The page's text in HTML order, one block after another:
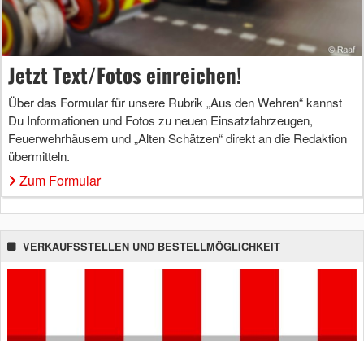
Jetzt Text/Fotos einreichen!
Über das Formular für unsere Rubrik „Aus den Wehren“ kannst
Du Informationen und Fotos zu neuen Einsatzfahrzeugen,
Feuerwehrhäusern und „Alten Schätzen“ direkt an die Redaktion
übermitteln.
Zum Formular
VERKAUFSSTELLEN UND BESTELLMÖGLICHKEIT